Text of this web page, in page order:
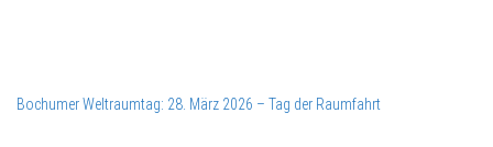
Bochumer Weltraumtag: 28. März 2026 – Tag der Raumfahrt